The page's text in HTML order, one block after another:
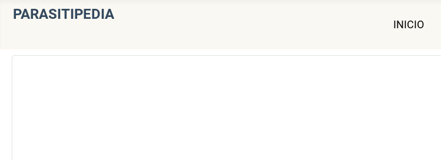
PARASITIPEDIA
INICIO